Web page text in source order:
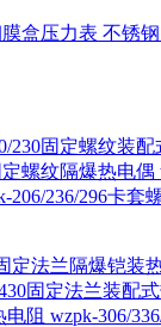
盒压力表 不锈
230固定螺纹装配
螺纹隔爆热电偶
206/236/296卡套
定法兰隔爆铠装
固定法兰装配
电阻 wzpk-306/